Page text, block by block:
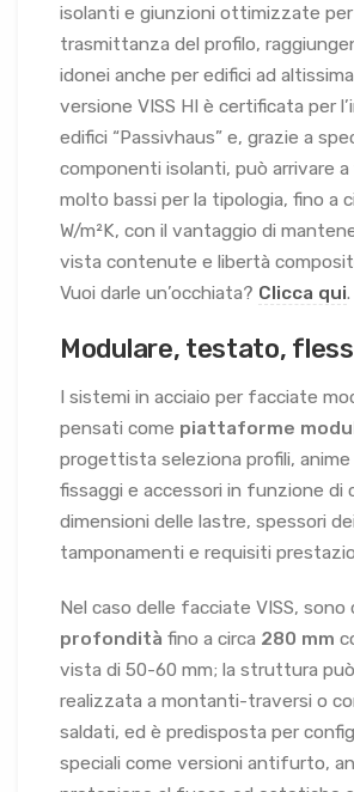
isolanti e giunzioni ottimizzate per
trasmittanza del profilo,
idonei anche per edifici ad
versione VISS HI è certificata per
edifici “Passivhaus” e, grazie a
componenti isolanti, può arrivare
molto bassi per la tipologia, fino a
W/m²K, con il vantaggio di
vista contenute e libertà
Vuoi darle un’occhiata? Clicca qui.
Modulare, testato,
I sistemi in acciaio per facciate
pensati come piattaforme
progettista seleziona profili, anime
fissaggi e accessori in funzione di
dimensioni delle lastre, spessori dei
tamponamenti e requisiti
Nel caso delle facciate VISS, sono
profondità fino a circa 280 mm
vista di 50-60 mm; la struttura
realizzata a montanti-traversi o
saldati, ed è predisposta per
speciali come versioni antifurto,